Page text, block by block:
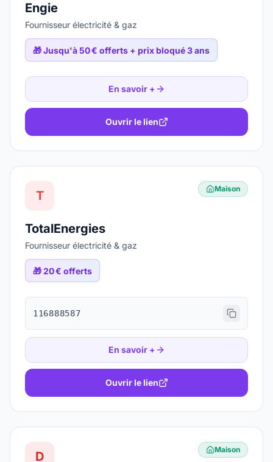
Engie
Fournisseur électricité & gaz
🎁Jusqu'à 50 € offerts + prix bloqué 3 ans
En savoir +
Ouvrir le lien
T Maison
TotalEnergies
Fournisseur électricité & gaz
🎁20 € offerts
116888587
En savoir +
Ouvrir le lien
D Maison